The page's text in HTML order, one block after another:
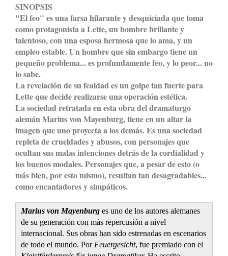
SINOPSIS
"El feo" es una farsa hilarante y desquiciada que toma
como protagonista a Lette, un hombre brillante y
talentoso, con una esposa hermosa que lo ama, y un
empleo estable. Un hombre que sin embargo tiene un
pequeño problema... es profundamente feo, y lo peor... no
lo sabe.
La revelación de su fealdad es un golpe tan fuerte para
Lette que decide realizarse una operación estética.
La sociedad retratada en esta obra del dramaturgo
alemán Marius von Mayenburg, tiene en un altar la
imagen que uno proyecta a los demás. Es una sociedad
repleta de crueldades y abusos, con personajes que
ocultan sus malas intenciones detrás de la cordialidad y
los buenos modales. Personajes que, a pesar de esto (o
más bien, por esto mismo), resultan tan desagradables...
como encantadores y simpáticos.
Marius von Mayenburg es uno de los autores alemanes
de su generación con más repercusión a nivel
internacional. Sus obras han sido estrenadas en escenarios
de todo el mundo. PorFeuergesicht, fue premiado con el